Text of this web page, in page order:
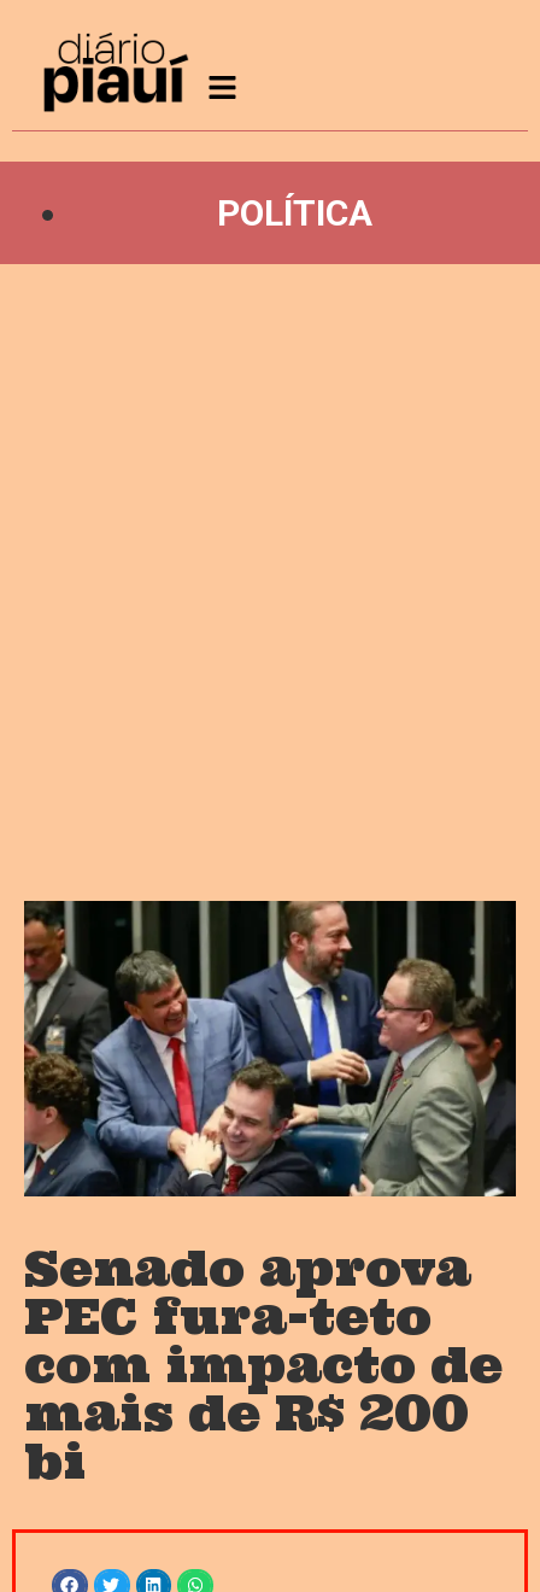
POLÍTICA
Senado aprova
PEC fura-teto
com impacto de
mais de R$ 200
bi